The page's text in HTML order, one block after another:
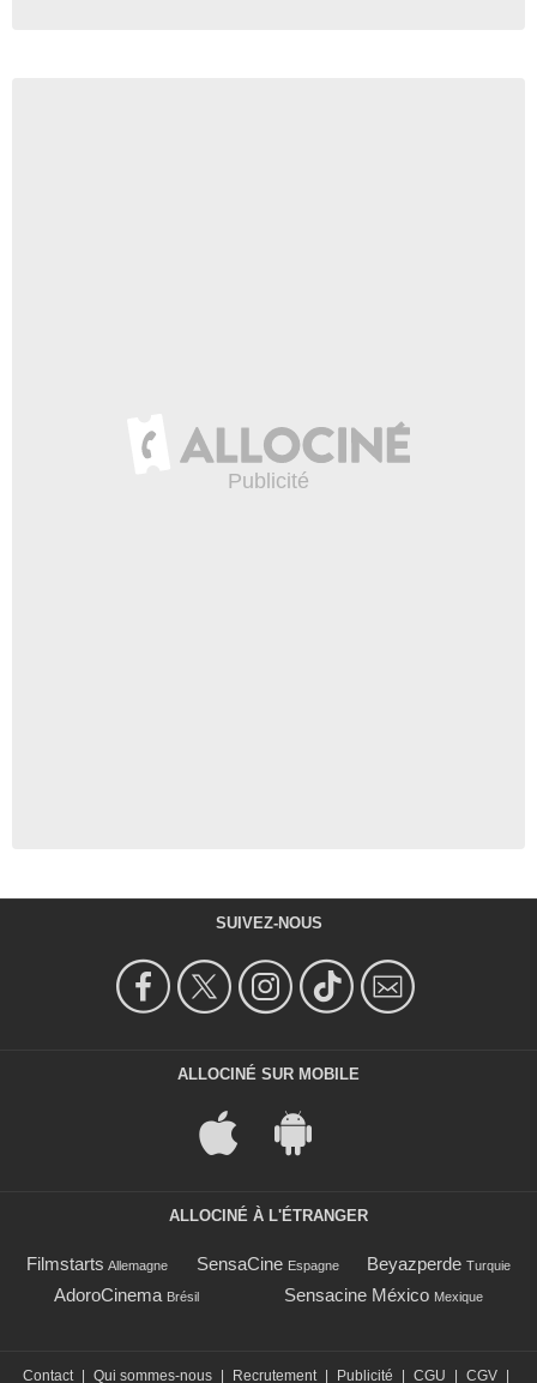
SUIVEZ-NOUS
ALLOCINÉ SUR MOBILE
ALLOCINÉ À L'ÉTRANGER
Filmstarts Allemagne SensaCine Espagne Beyazperde Turquie
AdoroCinema Brésil Sensacine México Mexique
Contact Qui sommes-nous Recrutement Publicité CGU CGV